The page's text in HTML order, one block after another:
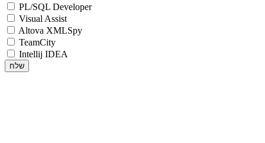
PL/SQL Developer
Visual Assist
Altova XMLSpy
TeamCity
Intellij IDEA